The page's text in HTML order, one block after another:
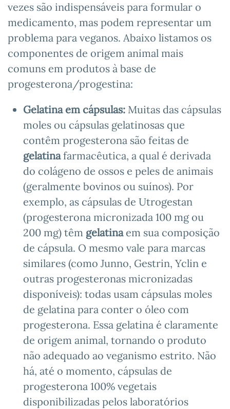
vezes são indispensáveis para formular o
medicamento, mas podem representar um
problema para veganos. Abaixo listamos os
componentes de origem animal mais
comuns em produtos à base de
progesterona/progestina:
Gelatina em cápsulas: Muitas das cápsulas
moles ou cápsulas gelatinosas que
contêm progesterona são feitas de
gelatinafarmacêutica, a qual é derivada
do colágeno de ossos e peles de animais
(geralmente bovinos ou suínos). Por
exemplo, as cápsulas de Utrogestan
(progesterona micronizada 100 mg ou
200 mg) têm gelatinaem sua composição
de cápsula. O mesmo vale para marcas
similares (como Junno, Gestrin, Yclin e
outras progesteronas micronizadas
disponíveis): todas usam cápsulas moles
de gelatina para conter o óleo com
progesterona. Essa gelatina é claramente
de origem animal, tornando o produto
não adequado ao veganismo estrito. Não
há, até o momento, cápsulas de
progesterona 100% vegetais
disponibilizadas pelos laboratórios